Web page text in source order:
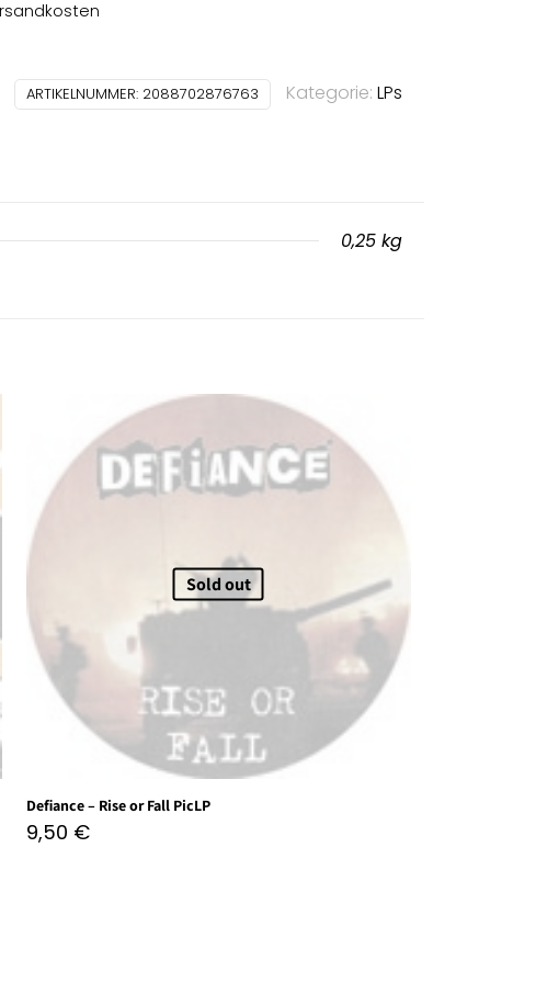
ARTIKELNUMMER: 2088702876763 Kategorie: LPs
0,25 kg
Sold out
Defiance – Rise or Fall PicLP
9,50 €